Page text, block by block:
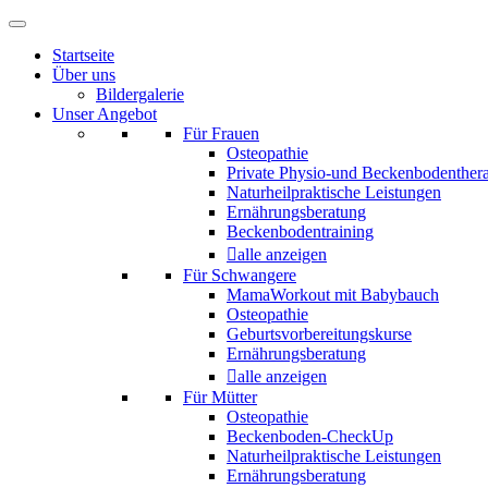
Startseite
Über uns
Bildergalerie
Unser Angebot
Für Frauen
Osteopathie
Private Physio-und
Naturheilpraktische Leistungen
Ernährungsberatung
Beckenbodentraining
alle anzeigen
Für Schwangere
MamaWorkout mit Babybauch
Osteopathie
Geburtsvorbereitungskurse
Ernährungsberatung
alle anzeigen
Für Mütter
Osteopathie
Beckenboden-CheckUp
Naturheilpraktische Leistungen
Ernährungsberatung